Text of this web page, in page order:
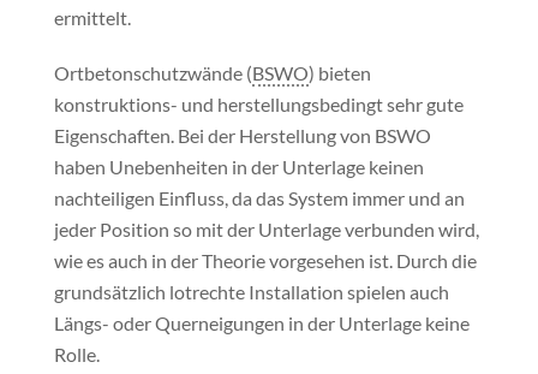
ermittelt.
Ortbetonschutzwände (BSWO) bieten
konstruktions- und herstellungsbedingt sehr gute
Eigenschaften. Bei der Herstellung von BSWO
haben Unebenheiten in der Unterlage keinen
nachteiligen Einfluss, da das System immer und an
jeder Position so mit der Unterlage verbunden wird,
wie es auch in der Theorie vorgesehen ist. Durch die
grundsätzlich lotrechte Installation spielen auch
Längs- oder Querneigungen in der Unterlage keine
Rolle.